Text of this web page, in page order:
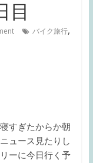
目
バイク旅行,
すぎたからか朝
ュース見たりし
ーに今日行く予